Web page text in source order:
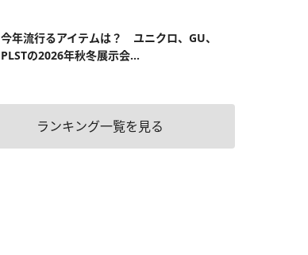
今年流行るアイテムは？ ユニクロ、GU、
PLSTの2026年秋冬展示会...
ランキング一覧を見る